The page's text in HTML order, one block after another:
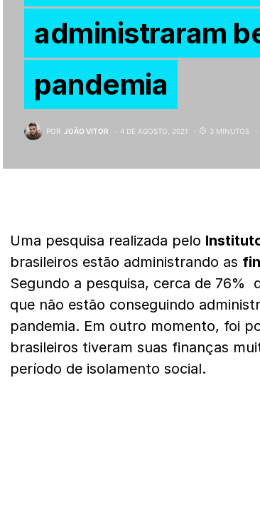
administraram
pandemia
POR JOÃO VITOR 4 DE AGOSTO, 2021 3 MINUTOS
Uma pesquisa realizada pelo
brasileiros estão administrando as
Segundo a pesquisa, cerca de 76%
que não estão conseguindo
pandemia. Em outro momento, foi
brasileiros tiveram suas finanças
período de isolamento social.